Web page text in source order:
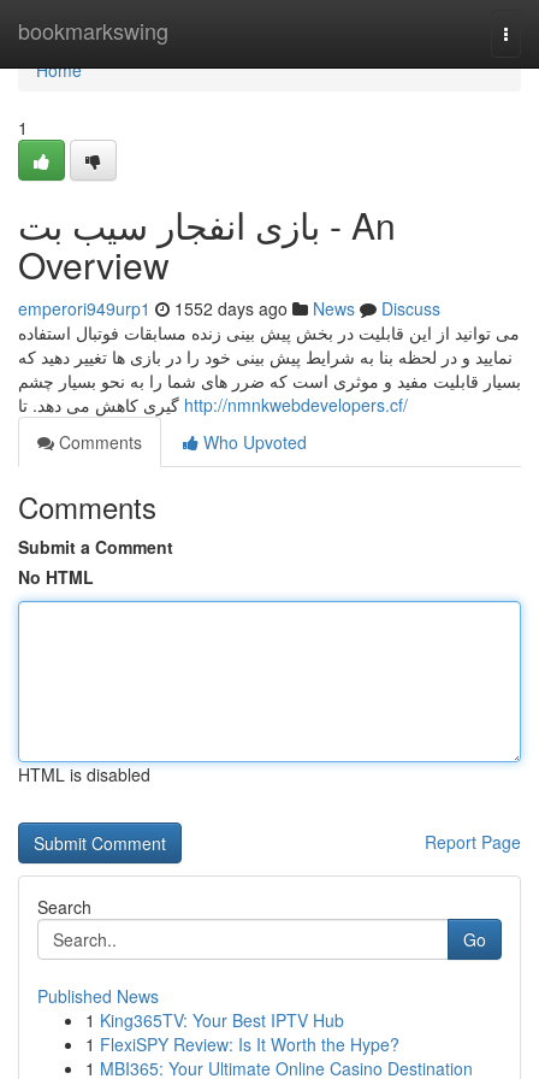
bookmarkswing
Home
Home
1
بازی انفجار سیب بت - An
Overview
emperori949urp1 1552 days ago News
Discuss
می توانید از این قابلیت در بخش پیش بینی زنده مسابقات فوتبال استفاده
نمایید و در لحظه بنا به شرایط پیش بینی خود را در بازی ها تغییر دهید که
بسیار قابلیت مفید و موثری است که ضرر های شما را به نحو بسیار چشم
http://nmnkwebdevelopers.cf/
Comments
Who Upvoted
Comments
Submit a Comment
No HTML
HTML is disabled
Report Page
Search
Go
Published News
1 King365TV: Your Best IPTV Hub
1 FlexiSPY Review: Is It Worth the Hype?
1 MBI365: Your Ultimate Online Casino Destination